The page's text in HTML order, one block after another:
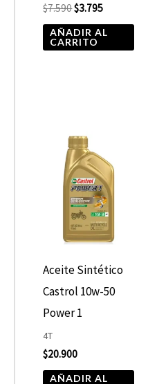
$7.590$3.795
AÑADIR AL
CARRITO
Aceite Sintético
Castrol 10w-50
Power 1
4T
$20.900
AÑADIR AL